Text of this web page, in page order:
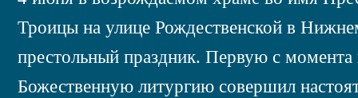
Троицы на улице Рождественской в
престольный праздник. Первую с
Божественную литургию совершил